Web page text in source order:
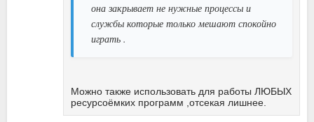
она закрывает не нужные процессы и
службы которые только мешают спокойно
играть .
Можно также использовать для работы ЛЮБЫХ
ресурсоёмких программ ,отсекая лишнее.